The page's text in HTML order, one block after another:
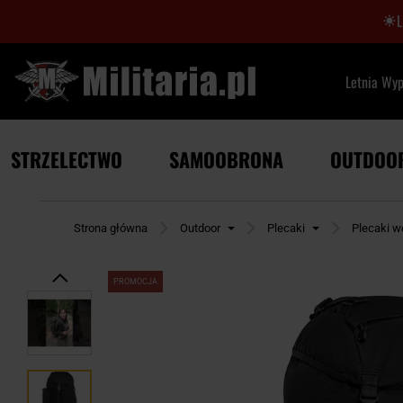
Letnia
STRZELECTWO SAMOOBRONA
Strona główna Outdoor Plecaki Plecaki
PROMOCJA